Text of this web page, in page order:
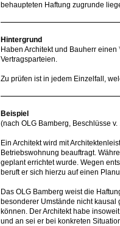
behaupteten Haftung zugrunde
Hintergrund
Haben Architekt und Bauherr einen
Vertragsparteien.
Zu prüfen ist in jedem Einzelfall,
Beispiel
(nach OLG Bamberg, Beschlüsse
Ein Architekt wird mit
Betriebswohnung beauftragt.
geplant errichtet wurde. Wegen
beruft er sich hierzu auf einen
Das OLG Bamberg weist die
besonderer Umstände nicht
können. Der Architekt habe
und an sei er bei konkreten